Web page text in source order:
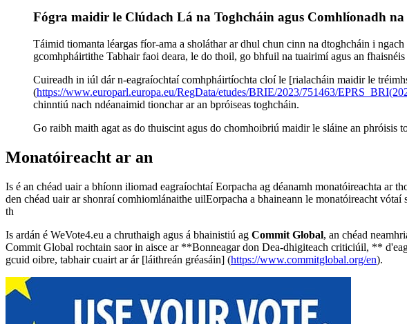
Fógra maidir le Clúdach Lá na Toghcháin agus Comhlíonadh
Táimid tiomanta léargas fíor-ama a sholáthar ar dhul chun cinn na dtoghcháin i
gcomhpháirtithe Tabhair faoi deara, le do thoil, go bhfuil na tuairimí agus an
Cuireadh in iúl dár n-eagraíochtaí comhpháirtíochta cloí le [rialacháin maidir le
(https://www.europarl.europa.eu/RegData/etudes/BRIE/2023/751463/
chinntiú nach ndéanaimid tionchar ar an bpróiseas toghcháin.
Go raibh maith agat as do thuiscint agus do chomhoibriú maidir le sláine an phróisis
Monatóireacht ar an
Is é an chéad uair a bhíonn iliomad eagraíochtaí Eorpacha ag déanamh monatóireachta ar
den chéad uair ar shonraí comhiomlánaithe uilEorpacha a bhaineann le monatóireacht
th
Is ardán é WeVote4.eu a chruthaigh agus á bhainistiú ag Commit Global, an chéad
Commit Global rochtain saor in aisce ar **Bonneagar don Dea-dhigiteach criticiúil, **
gcuid oibre, tabhair cuairt ar ár [láithreán gréasáin] (https://www.commitglobal.org/en).